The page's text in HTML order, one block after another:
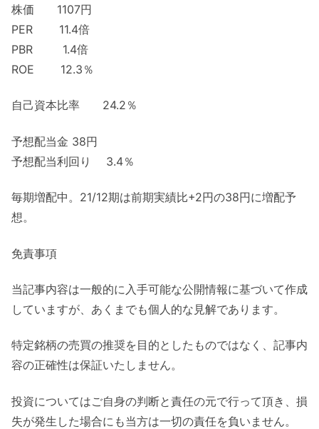
株価 1107円
PER 11.4倍
PBR 1.4倍
ROE 12.3％
自己資本比率 24.2％
予想配当金 38円
予想配当利回り 3.4％
毎期増配中。21/12期は前期実績比+2円の38円に増配予
想。
免責事項
当記事内容は一般的に入手可能な公開情報に基づいて作成
していますが、あくまでも個人的な見解であります。
特定銘柄の売買の推奨を目的としたものではなく、記事内
容の正確性は保証いたしません。
投資についてはご自身の判断と責任の元で行って頂き、損
失が発生した場合にも当方は一切の責任を負いません。